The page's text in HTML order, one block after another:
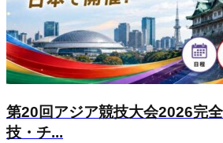
第20回アジア競技大会2026完
技・チ...